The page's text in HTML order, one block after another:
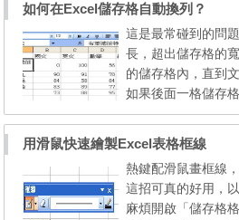
STEP1：先選取要
按下工具列的「複
的目的地儲存格上
2：按一下滑鼠右鍵
如何在Excel儲存格自動換列？
這是最常碰到的問
長，超出儲存格的
的儲存格內，直到
如果後面一格儲存
字將會被硬生生地
題。 STEP1：在想
滑鼠右鍵，開啟快
存格格式」。
盒出現後，切換至
用滑鼠快速繪製Excel表格框線
熱鍵配滑鼠畫框線
這招可真的好用，
麻煩開啟「儲存格